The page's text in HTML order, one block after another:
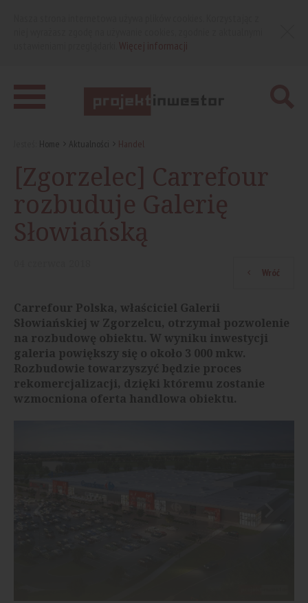
Home Aktualności Handel
[Zgorzelec] Carrefour
rozbuduje Galerię
Słowiańską
Wróć
Carrefour Polska, właściciel Galerii
Słowiańskiej w Zgorzelcu, otrzymał pozwolenie
na rozbudowę obiektu. W wyniku inwestycji
galeria powiększy się o około 3 000 mkw.
Rozbudowie towarzyszyć będzie proces
rekomercjalizacji, dzięki któremu zostanie
wzmocniona oferta handlowa obiektu.